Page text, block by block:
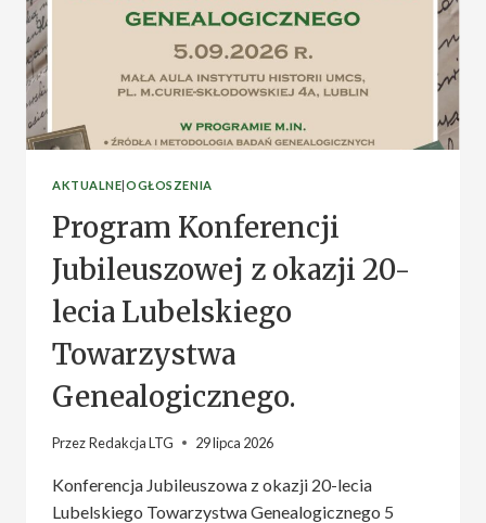
AKTUALNE|OGŁOSZENIA
Program Konferencji
Jubileuszowej z okazji 20-
lecia Lubelskiego
Towarzystwa
Genealogicznego.
PrzezRedakcja LTG 29 lipca 2026
Konferencja Jubileuszowa z okazji 20-lecia
Lubelskiego Towarzystwa Genealogicznego 5